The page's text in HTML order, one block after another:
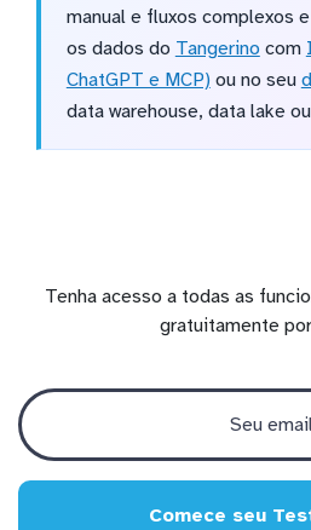
manual e fluxos complexos
os dados do Tangerino com
ChatGPT e MCP)ou no seu
data warehouse, data lake
Tenha acesso a todas as
gratuitamente
Comece seu